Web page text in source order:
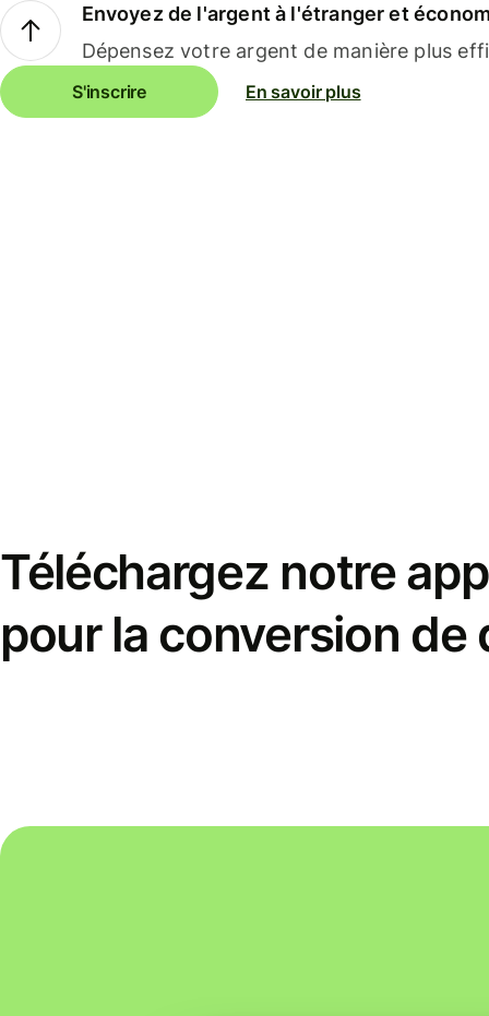
Envoyez de l'argent à l'étranger et
Dépensez votre argent de manière plus
S'inscrire En savoir plus
Téléchargez notre
pour la conversion de